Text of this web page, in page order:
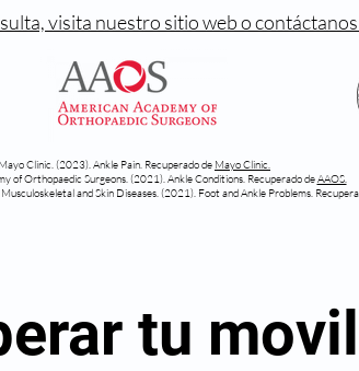
visita nuestro sitio web o
Mayo Clinic. (2023). Ankle Pain. Recuperado de Mayo Clinic.
of Orthopaedic Surgeons. (2021). Ankle Conditions. Recuperado deAAOS.
and Skin Diseases. (2021). Foot and Ankle Problems.
tu